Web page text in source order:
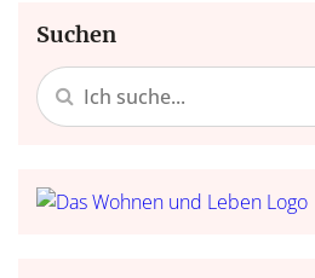
Suchen